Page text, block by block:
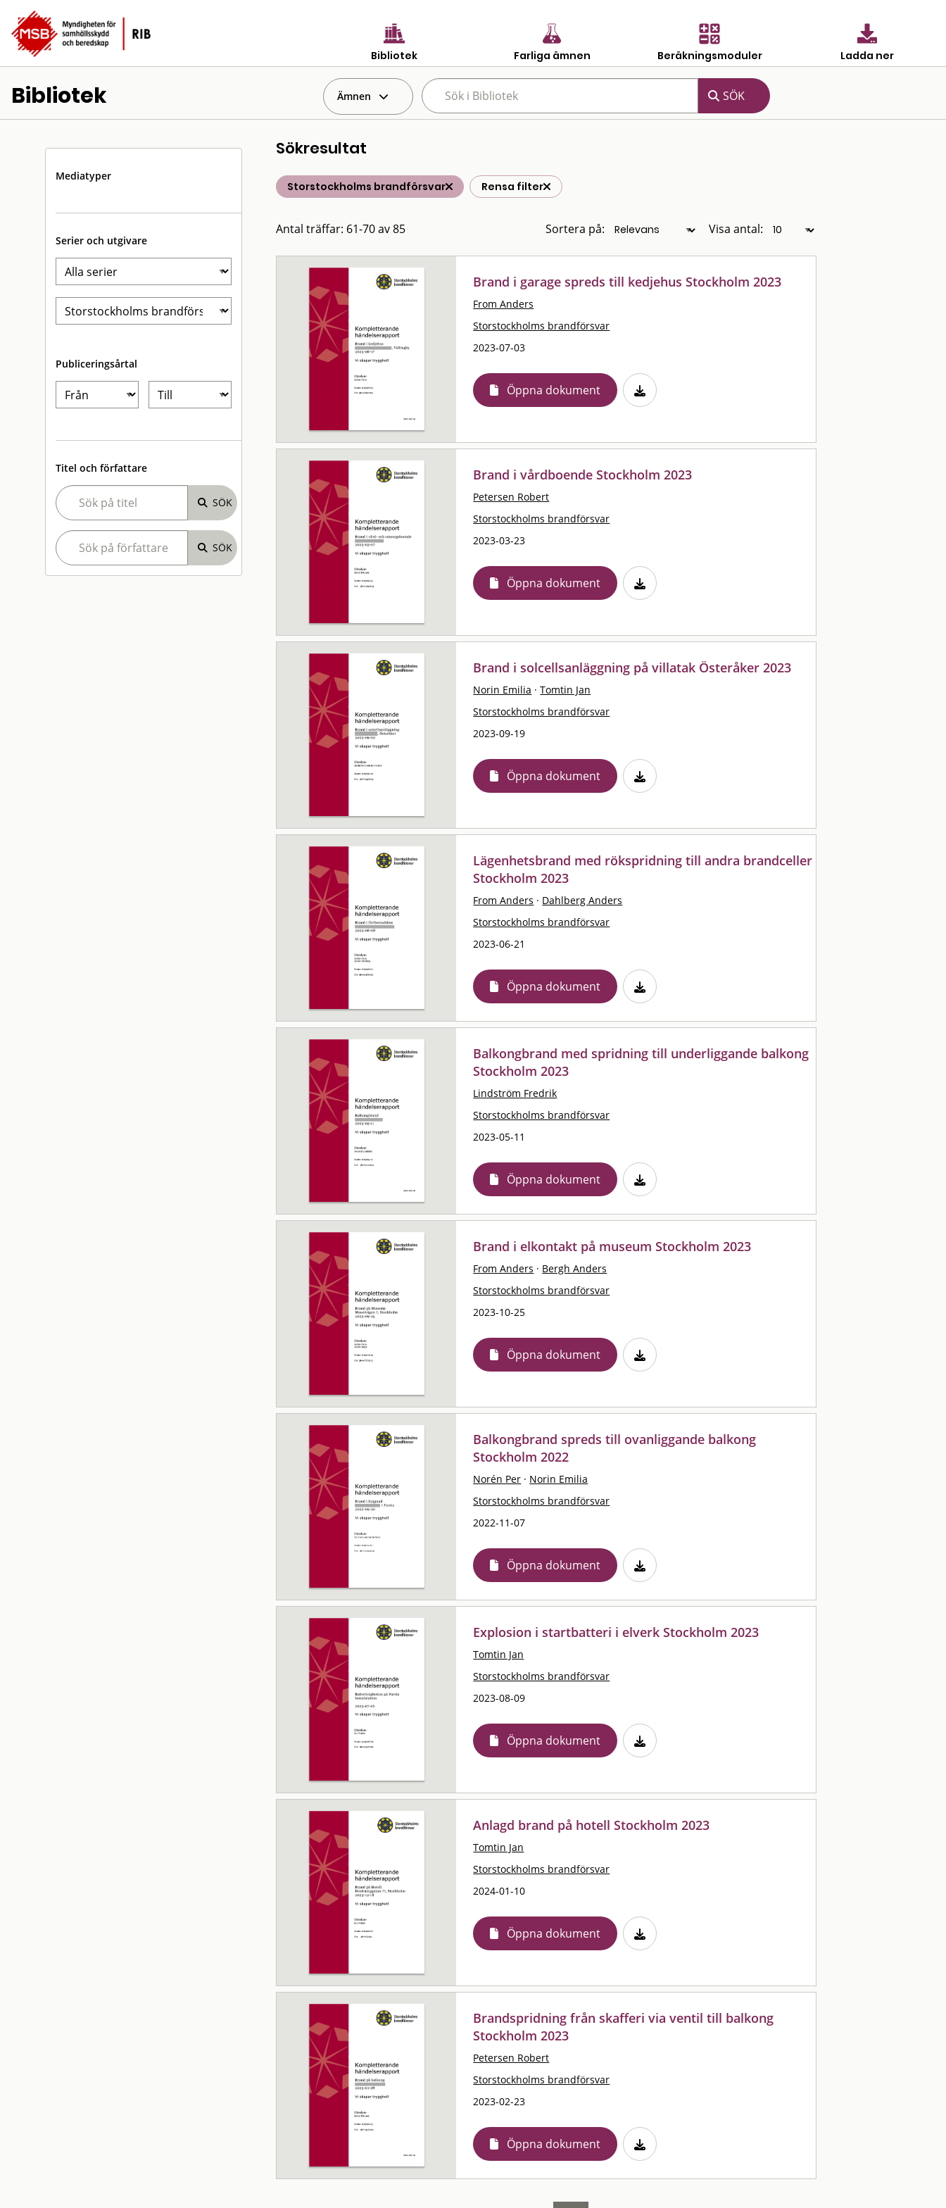
Bibliotek Farliga ämnen Beräkningsmoduler Ladda ner
Bibliotek Ämnen
Mediatyper
Serier och utgivare
Publiceringsårtal
Titel och författare
Sökresultat
Storstockholms brandförsvar Rensa filter
Antal träffar: 61-70 av 85 Sortera på: Visa antal:
Brand i garage spreds till kedjehus Stockholm 2023
From Anders
Storstockholms brandförsvar
2023-07-03
Öppna dokument
Brand i vårdboende Stockholm 2023
Petersen Robert
Storstockholms brandförsvar
2023-03-23
Öppna dokument
Brand i solcellsanläggning på villatak Österåker 2023
Norin Emilia · Tomtin Jan
Storstockholms brandförsvar
2023-09-19
Öppna dokument
Lägenhetsbrand med rökspridning till andra brandceller
Stockholm 2023
From Anders · Dahlberg Anders
Storstockholms brandförsvar
2023-06-21
Öppna dokument
Balkongbrand med spridning till underliggande balkong
Stockholm 2023
Lindström Fredrik
Storstockholms brandförsvar
2023-05-11
Öppna dokument
Brand i elkontakt på museum Stockholm 2023
From Anders · Bergh Anders
Storstockholms brandförsvar
2023-10-25
Öppna dokument
Balkongbrand spreds till ovanliggande balkong
Stockholm 2022
Norén Per · Norin Emilia
Storstockholms brandförsvar
2022-11-07
Öppna dokument
Explosion i startbatteri i elverk Stockholm 2023
Tomtin Jan
Storstockholms brandförsvar
2023-08-09
Öppna dokument
Anlagd brand på hotell Stockholm 2023
Tomtin Jan
Storstockholms brandförsvar
2024-01-10
Öppna dokument
Brandspridning från skafferi via ventil till balkong
Stockholm 2023
Petersen Robert
Storstockholms brandförsvar
2023-02-23
Öppna dokument